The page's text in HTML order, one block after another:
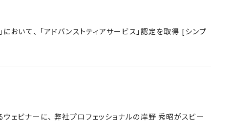
おいて、 「アドバンストティアサービス」認定を取得 [シンプ
ビナーに、 弊社プロフェッショナルの岸野 秀昭がスピー